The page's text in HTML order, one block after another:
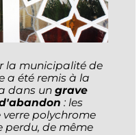
la municipalité de
a été remis à la
dans un grave
: les
verre polychrome
perdu, de même